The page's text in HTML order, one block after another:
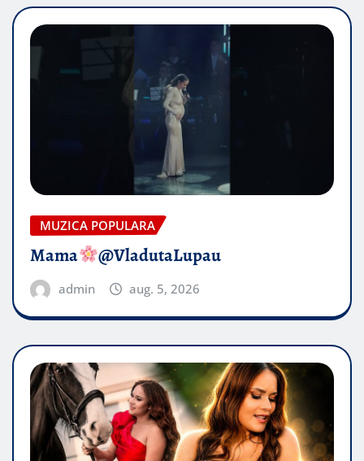
MUZICA POPULARA
Mama @VladutaLupau
admin aug. 5, 2026